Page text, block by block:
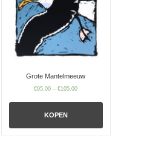
Grote Mantelmeeuw
€95.00 –€105.00
KOPEN